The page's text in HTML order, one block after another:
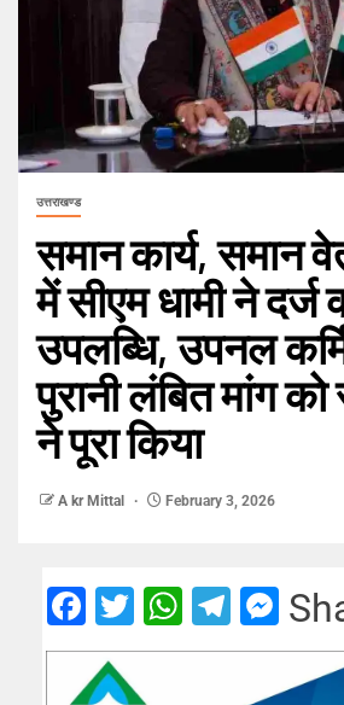
उत्तराखण्ड
समान कार्य, समान
में सीएम धामी ने
उपलब्धि, उपनल
पुरानी लंबित मांग को
ने पूरा किया
A kr Mittal February 3, 2026
Facebook
Twitter